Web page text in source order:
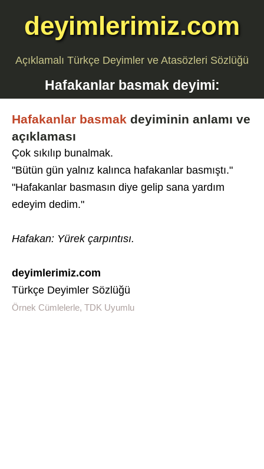
deyimlerimiz.com
Açıklamalı Türkçe Deyimler ve Atasözleri Sözlüğü
Hafakanlar basmakdeyimi:
Hafakanlar basmak deyiminin anlamı ve
açıklaması
Çok sıkılıp bunalmak.
"Bütün gün yalnız kalınca hafakanlar basmıştı."
"Hafakanlar basmasın diye gelip sana yardım
edeyim dedim."
Hafakan: Yürek çarpıntısı.
deyimlerimiz.com
Türkçe Deyimler Sözlüğü
Örnek Cümlelerle, TDK Uyumlu